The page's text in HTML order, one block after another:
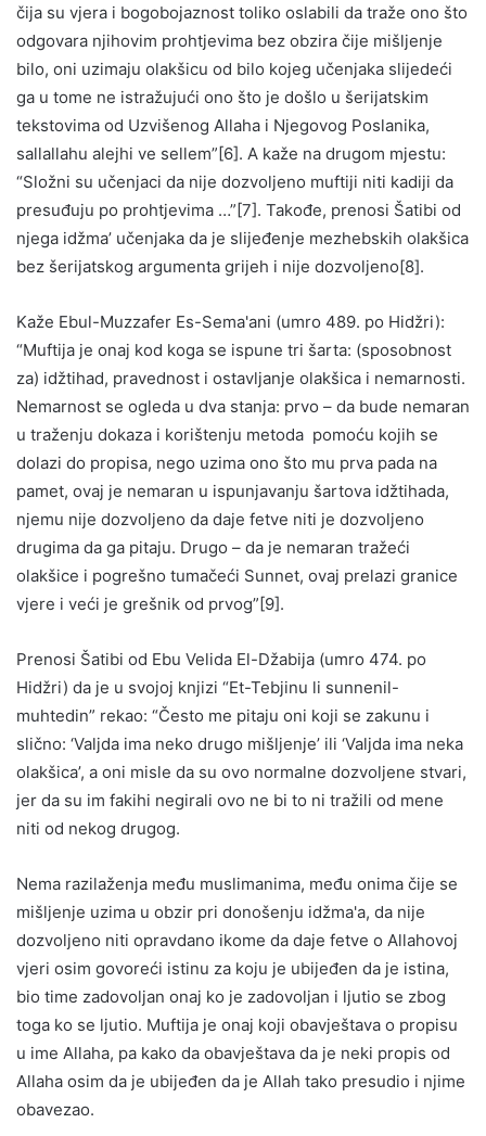
čija su vjera i bogobojaznost toliko oslabili da traže ono što
odgovara njihovim prohtjevima bez obzira čije mišljenje
bilo, oni uzimaju olakšicu od bilo kojeg učenjaka slijedeći
ga u tome ne istražujući ono što je došlo u šerijatskim
tekstovima od Uzvišenog Allaha i Njegovog Poslanika,
sallallahu alejhi ve sellem”[6]. A kaže na drugom mjestu:
“Složni su učenjaci da nije dozvoljeno muftiji niti kadiji da
presuđuju po prohtjevima …”[7]. Takođe, prenosi Šatibi od
njega idžma’ učenjaka da je slijeđenje mezhebskih olakšica
bez šerijatskog argumenta grijeh i nije dozvoljeno[8].
Kaže Ebul-Muzzafer Es-Sema'ani (umro 489. po Hidžri):
“Muftija je onaj kod koga se ispune tri šarta: (sposobnost
za) idžtihad, pravednost i ostavljanje olakšica i nemarnosti.
Nemarnost se ogleda u dva stanja: prvo – da bude nemaran
u traženju dokaza i korištenju metoda pomoću kojih se
dolazi do propisa, nego uzima ono što mu prva pada na
pamet, ovaj je nemaran u ispunjavanju šartova idžtihada,
njemu nije dozvoljeno da daje fetve niti je dozvoljeno
drugima da ga pitaju. Drugo – da je nemaran tražeći
olakšice i pogrešno tumačeći Sunnet, ovaj prelazi granice
vjere i veći je grešnik od prvog”[9].
Prenosi Šatibi od Ebu Velida El-Džabija (umro 474. po
Hidžri) da je u svojoj knjizi “Et-Tebjinu li sunnenil-
muhtedin” rekao: “Često me pitaju oni koji se zakunu i
slično: ‘Valjda ima neko drugo mišljenje’ ili ‘Valjda ima neka
olakšica’, a oni misle da su ovo normalne dozvoljene stvari,
jer da su im fakihi negirali ovo ne bi to ni tražili od mene
niti od nekog drugog.
Nema razilaženja među muslimanima, među onima čije se
mišljenje uzima u obzir pri donošenju idžma'a, da nije
dozvoljeno niti opravdano ikome da daje fetve o Allahovoj
vjeri osim govoreći istinu za koju je ubijeđen da je istina,
bio time zadovoljan onaj ko je zadovoljan i ljutio se zbog
toga ko se ljutio. Muftija je onaj koji obavještava o propisu
u ime Allaha, pa kako da obavještava da je neki propis od
Allaha osim da je ubijeđen da je Allah tako presudio i njime
obavezao.